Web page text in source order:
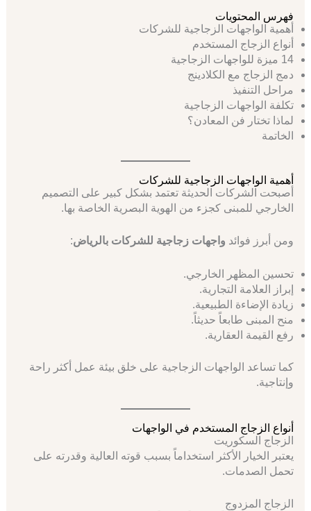
فهرس المحتويات
أهمية الواجهات الزجاجية للشركات
أنواع الزجاج المستخدم
14 ميزة للواجهات الزجاجية
دمج الزجاج مع الكلادينج
مراحل التنفيذ
تكلفة الواجهات الزجاجية
لماذا تختار فن المعادن؟
الخاتمة
أهمية الواجهات الزجاجية للشركات
أصبحت الشركات الحديثة تعتمد بشكل كبير على التصميم
الخارجي للمبنى كجزء من الهوية البصرية الخاصة بها.
ومن أبرز فوائد واجهات زجاجية للشركات بالرياض:
تحسين المظهر الخارجي.
إبراز العلامة التجارية.
زيادة الإضاءة الطبيعية.
منح المبنى طابعاً حديثاً.
رفع القيمة العقارية.
كما تساعد الواجهات الزجاجية على خلق بيئة عمل أكثر راحة
وإنتاجية.
أنواع الزجاج المستخدم في الواجهات
الزجاج السكوريت
يعتبر الخيار الأكثر استخداماً بسبب قوته العالية وقدرته على
تحمل الصدمات.
الزجاج المزدوج